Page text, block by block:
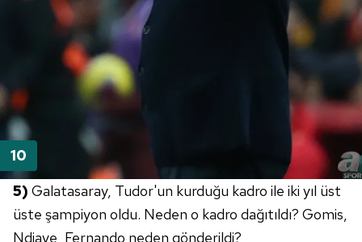
5) Galatasaray, Tudor'un kurduğu kadro ile iki yıl üst
üste şampiyon oldu. Neden o kadro dağıtıldı? Gomis,
Ndiaye, Fernando neden gönderildi?